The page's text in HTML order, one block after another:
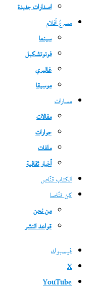
اصدارات جديدة
مسرحُ أفلام
سينما
فوتوتشكيل
غاليري
موسيقا
مسارات
مقالات
حوارات
ملفات
أخبار ثقافية
الكتاب قنّاص
كن قنّاصا
من نحن
قواعد النشر
فيسبوك
‫X
‫YouTube